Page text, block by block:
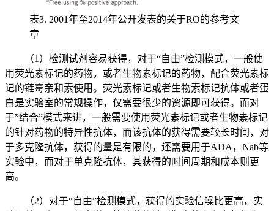
表3. 2001年至2014年公开发表的关于RO的参考文
章
（1）检测试剂容易获得，对于“自由”检测模式，一般使
用荧光素标记的药物，或者生物素标记的药物，配合荧光素标
记的链霉亲和素使用。荧光素标记或者生物素标记抗体或者蛋
白是实验室的常规操作，仅需要很少的资源即可获得。而对
于”结合”模式来讲，一般需要使用荧光素标记或者生物素标记
的针对药物的特异性抗体，而该抗体的获得需要较长时间，对
于多克隆抗体，获得的量是有限的，还需要用于ADA，Nab等
实验中，而对于单克隆抗体，其获得的时间周期和成本则更
高。
（2）对于“自由”检测模式，获得的实验信噪比更高，实